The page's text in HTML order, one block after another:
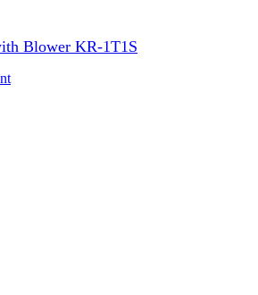
Blower KR-1T1S